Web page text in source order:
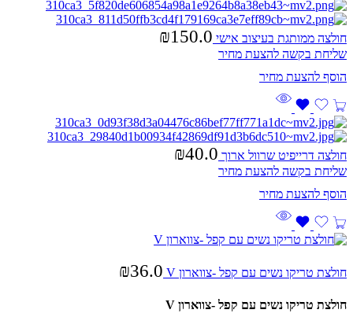
חולצה ממותגת בעיצוב אישי ₪150.0
שליחת בקשה להצעת מחיר
חולצה דרייפיט שרוול ארוך ₪40.0
שליחת בקשה להצעת מחיר
חולצת טריקו נשים עם קפל -צווארון V ₪36.0
חולצת טריקו נשים עם קפל -צווארון V